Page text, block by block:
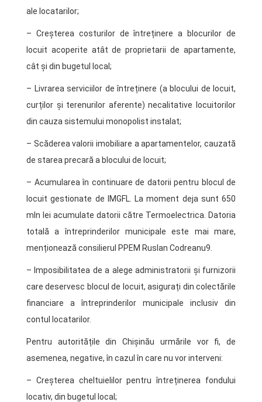
ale locatarilor;
– Creșterea costurilor de întreținere a blocurilor de
locuit acoperite atât de proprietarii de apartamente,
cât și din bugetul local;
– Livrarea serviciilor de întreținere (a blocului de locuit,
curților și terenurilor aferente) necalitative locuitorilor
din cauza sistemului monopolist instalat;
– Scăderea valorii imobiliare a apartamentelor, cauzată
de starea precară a blocului de locuit;
– Acumularea în continuare de datorii pentru blocul de
locuit gestionate de IMGFL. La moment deja sunt 650
mln lei acumulate datorii către Termoelectrica. Datoria
totală a întreprinderilor municipale este mai mare,
menționează consilierul PPEM Ruslan Codreanu9.
– Imposibilitatea de a alege administratorii și furnizorii
care deservesc blocul de locuit, asigurați din colectările
financiare a întreprinderilor municipale inclusiv din
contul locatarilor.
Pentru autoritățile din Chișinău urmările vor fi, de
asemenea, negative, în cazul în care nu vor interveni:
– Creșterea cheltuielilor pentru întreținerea fondului
locativ, din bugetul local;